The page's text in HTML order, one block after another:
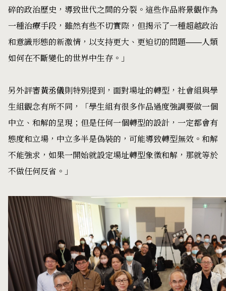
碎的政治歷史，導致世代之間的分裂。這些作品將景觀作為
一種治療手段，雖然有些不切實際，但揭示了一種超越政治
和意識形態的新激情，以支持更大、更迫切的問題——人類
如何在不斷變化的世界中生存。」
另外評審黃丞儀則特別提到，面對場址的轉型，社會組與學
生組觀念有所不同，「學生組有很多作品過度強調要做一個
中立、和解的呈現；但是任何一個轉型的設計，一定都會有
態度和立場，中立多半是偽裝的，可能導致轉型無效。和解
不能強求，如果一開始就設定場址轉型象徵和解，那就等於
不做任何反省。」